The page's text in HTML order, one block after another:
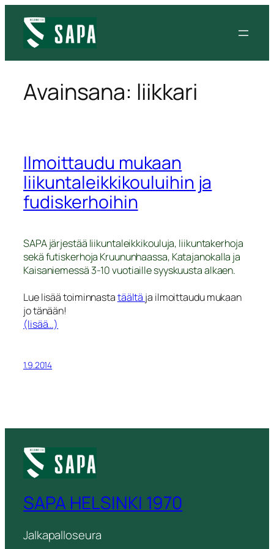
sisältöön
Avainsana: liikkari
Ilmoittaudu mukaan
liikuntaleikkikouluihin ja
fudiskerhoihin
SAPA järjestää liikuntaleikkikouluja, liikuntakerhoja
sekä futiskerhoja Kruununhaassa, Katajanokalla ja
Kaisaniemessä 3-10 vuotiaille syyskuusta alkaen.
Lue lisää toiminnastatäältä ja ilmoittaudu mukaan
jo tänään!
(lisää…)
1.9.2014
SAPA HELSINKI 1970
Jalkapalloseura